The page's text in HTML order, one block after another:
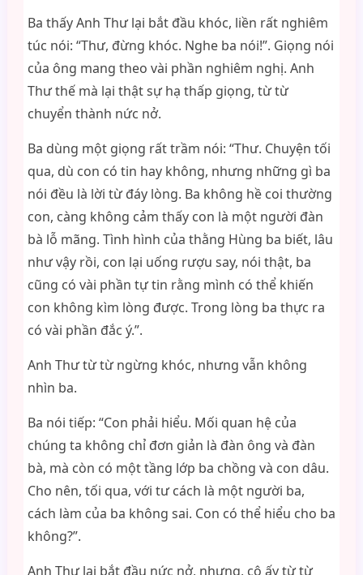
Ba thấy Anh Thư lại bắt đầu khóc, liền rất nghiêm
túc nói: “Thư, đừng khóc. Nghe ba nói!”. Giọng nói
của ông mang theo vài phần nghiêm nghị. Anh
Thư thế mà lại thật sự hạ thấp giọng, từ từ
chuyển thành nức nở.
Ba dùng một giọng rất trầm nói: “Thư. Chuyện tối
qua, dù con có tin hay không, nhưng những gì ba
nói đều là lời từ đáy lòng. Ba không hề coi thường
con, càng không cảm thấy con là một người đàn
bà lỗ mãng. Tình hình của thằng Hùng ba biết, lâu
như vậy rồi, con lại uống rượu say, nói thật, ba
cũng có vài phần tự tin rằng mình có thể khiến
con không kìm lòng được. Trong lòng ba thực ra
có vài phần đắc ý.”.
Anh Thư từ từ ngừng khóc, nhưng vẫn không
nhìn ba.
Ba nói tiếp: “Con phải hiểu. Mối quan hệ của
chúng ta không chỉ đơn giản là đàn ông và đàn
bà, mà còn có một tầng lớp ba chồng và con dâu.
Cho nên, tối qua, với tư cách là một người ba,
cách làm của ba không sai. Con có thể hiểu cho ba
không?”.
Anh Thư lại bắt đầu nức nở, nhưng, cô ấy từ từ